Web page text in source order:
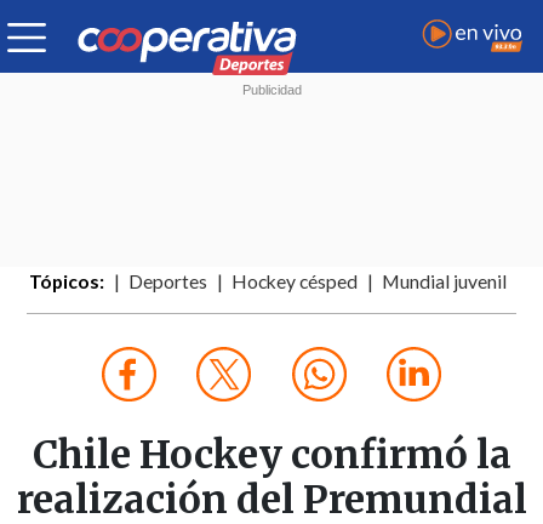
Tópicos: Deportes Hockey césped Mundial juvenil
Chile Hockey confirmó la
realización del Premundial